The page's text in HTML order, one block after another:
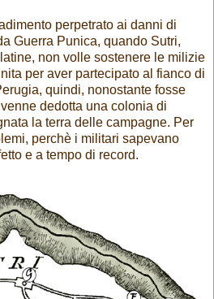
perpetrato ai danni di
Guerra Punica, quando Sutri,
non volle sostenere le milizie
per aver partecipato al fianco di
quindi, nonostante fosse
dedotta una colonia di
la terra delle campagne. Per
perchè i militari sapevano
e a tempo di record.